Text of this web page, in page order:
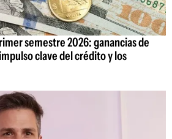
semestre 2026: ganancias de
clave del crédito y los